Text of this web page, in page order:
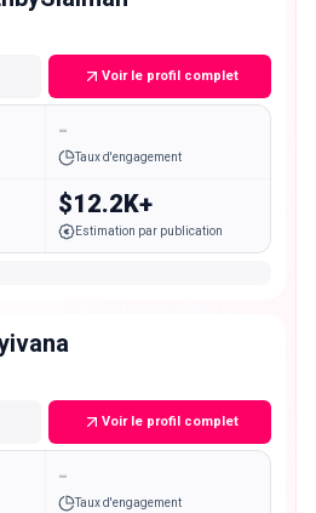
Voir le profil complet
-
Taux d'engagement
$12.2K+
Estimation par publication
Voir le profil complet
-
Taux d'engagement